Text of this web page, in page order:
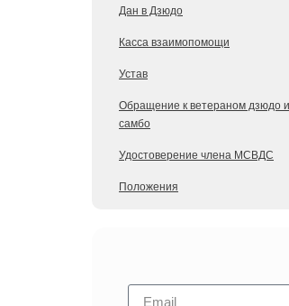
Дан в Дзюдо
Касса взаимопомощи
Устав
Обращение к ветераном дзюдо и
самбо
Удостоверение члена МСВДС
Положения